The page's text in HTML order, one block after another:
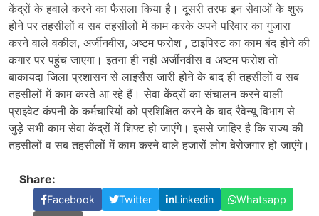
केंद्रों के हवाले करने का फैसला किया है। दूसरी तरफ इन सेवाओं के शुरू
होने पर तहसीलों व सब तहसीलों में काम करके अपने परिवार का गुजारा
करने वाले वकील, अर्जीनवीस, अष्टम फरोश , टाइपिस्ट का काम बंद होने की
कगार पर पहुंच जाएगा। इतना ही नही अर्जीनवीस व अष्टम फरोश तो
बाकायदा जिला प्रशासन से लाइसैंस जारी होने के बाद ही तहसीलों व सब
तहसीलों में काम करते आ रहे हैं। सेवा केंद्रों का संचालन करने वाली
प्राइवेट कंपनी के कर्मचारियों को प्रशिक्षित करने के बाद रैवेन्यू विभाग से
जुड़े सभी काम सेवा केंद्रों में शिफ्ट हो जाएंगे। इससे जाहिर है कि राज्य की
तहसीलों व सब तहसीलों में काम करने वाले हजारों लोग बेरोजगार हो जाएंगे।
Share:
Facebook Twitter Linkedin
Whatsapp